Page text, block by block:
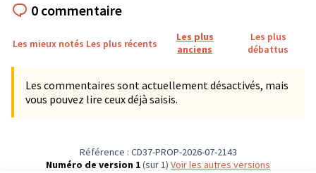
0 commentaire
Les mieux notés Les plus récents
Les plus
anciens
Les plus
débattus
Les commentaires sont actuellement désactivés, mais
vous pouvez lire ceux déjà saisis.
Référence : CD37-PROP-2026-07-2143
Numéro de version 1(sur 1)
voir les autres versions